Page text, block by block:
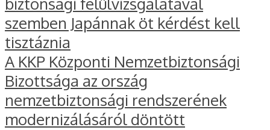
szemben Japánnak öt kérdést kell
tisztáznia
A KKP Központi Nemzetbiztonsági
Bizottsága az ország
nemzetbiztonsági rendszerének
modernizálásáról döntött